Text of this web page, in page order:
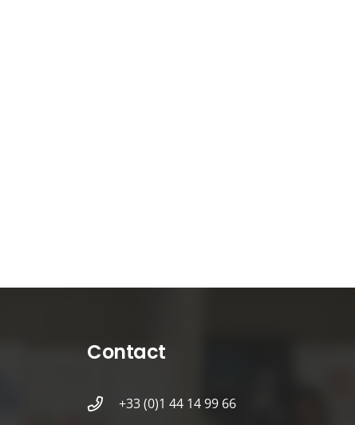
Contact
+33 (0)1 44 14 99 66